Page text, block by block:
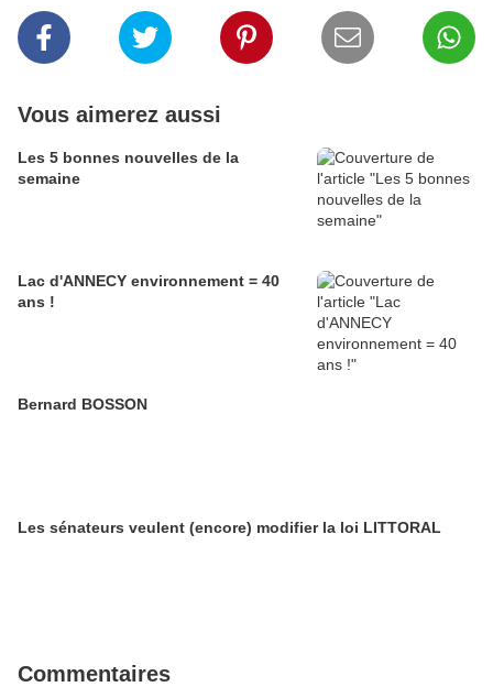
Vous aimerez aussi
Les 5 bonnes nouvelles de la
semaine
Lac d'ANNECY environnement = 40
ans !
Bernard BOSSON
Les sénateurs veulent (encore) modifier la loi LITTORAL
Commentaires